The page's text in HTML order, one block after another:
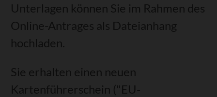
Unterlagen können Sie im Rahmen des
Online-Antrages als Dateianhang
hochladen.
Sie erhalten einen neuen
Kartenführerschein ("EU-